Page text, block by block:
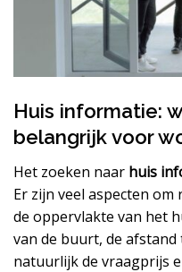
Huis informatie:
belangrijk voor
Het zoeken naar huis
Er zijn veel aspecten
de oppervlakte van het
van de buurt, de
natuurlijk de vraagprijs